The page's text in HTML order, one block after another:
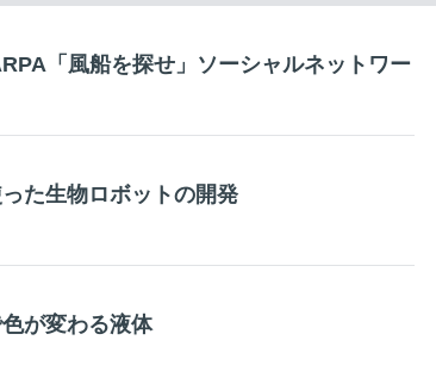
「風船を探せ」ソーシャルネットワー
た生物ロボットの開発
が変わる液体